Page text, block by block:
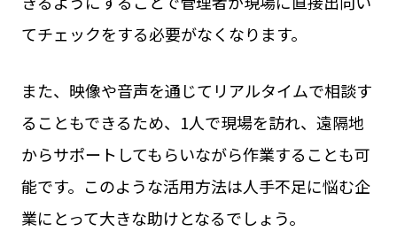
てチェックをする必要がなくなります。
また、映像や音声を通じてリアルタイムで相談す
ることもできるため、1人で現場を訪れ、遠隔地
からサポートしてもらいながら作業することも可
能です。このような活用方法は人手不足に悩む企
業にとって大きな助けとなるでしょう。